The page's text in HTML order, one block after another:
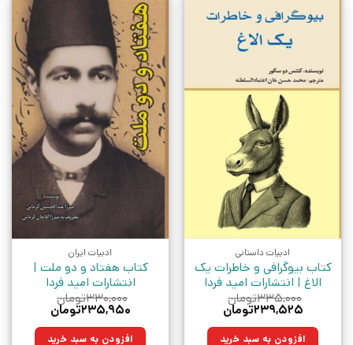
ادبیات داستانی
کتاب بیوگرافی و خاطرات یک
الاغ | انتشارات امید فردا
۳۳۵,۰۰۰تومان
قیمت
۳۳۵,۰۰۰تومان
۲۳۹,۵۲۵تومان
۲۳۹,۵۲۵تومان.افزودن به سبد خرید
ادبیات ایران
کتاب هفتاد و دو ملت |
انتشارات امید فردا
۳۳۰,۰۰۰تومان
قیمت
۳۳۰,۰۰۰تومان
۲۳۵,۹۵۰تومان
۲۳۵,۹۵۰تومان.افزودن به سبد خرید